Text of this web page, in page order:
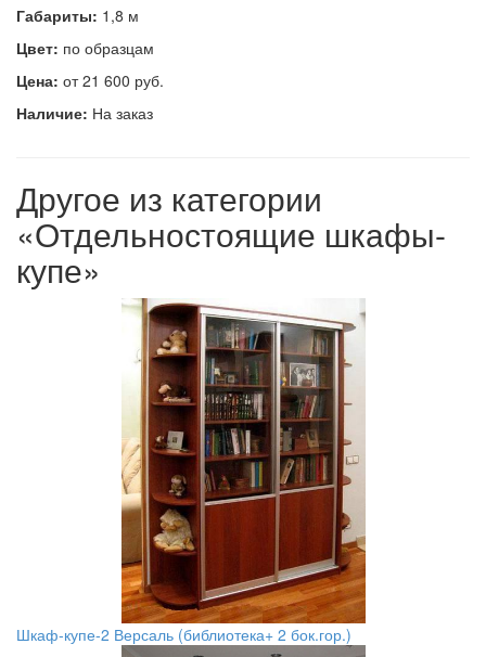
Габариты: 1,8 м
Цвет: по образцам
Цена: от 21 600 руб.
Наличие: На заказ
Другое из категории
«Отдельностоящие шкафы-
купе»
Шкаф-купе-2 Версаль (библиотека+ 2 бок.гор.)